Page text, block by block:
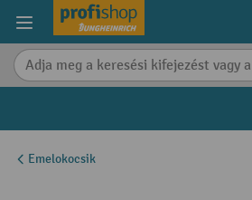
content
Emelokocsik